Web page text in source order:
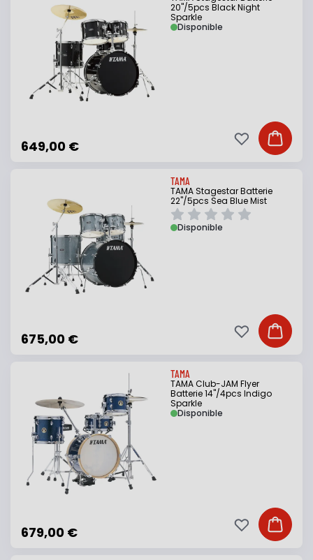
20"/5pcs Black Night
Sparkle
649,00 €
Disponible
Ajouter
Ajouter à ma
TAMA
TAMA Stagestar Batterie
22"/5pcs Sea Blue Mist
675,00 €
Disponible
Ajouter
Ajouter à ma
TAMA
TAMA Club-JAM Flyer
Batterie 14"/4pcs Indigo
Sparkle
679,00 €
Disponible
Ajouter
Ajouter à ma